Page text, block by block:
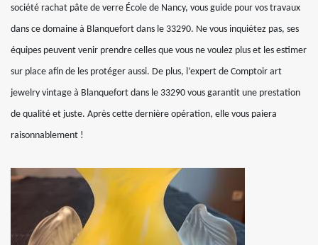
société rachat pâte de verre École de Nancy, vous guide pour vos travaux
dans ce domaine à Blanquefort dans le 33290. Ne vous inquiétez pas, ses
équipes peuvent venir prendre celles que vous ne voulez plus et les estimer
sur place afin de les protéger aussi. De plus, l’expert de Comptoir art
jewelry vintage à Blanquefort dans le 33290 vous garantit une prestation
de qualité et juste. Après cette dernière opération, elle vous paiera
raisonnablement !